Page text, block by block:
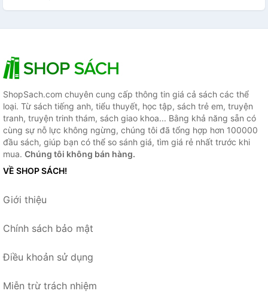
ShopSach.com chuyên cung cấp thông tin giá cả sách các thể
loại. Từ sách tiếng anh, tiểu thuyết, học tập, sách trẻ em, truyện
tranh, truyện trinh thám, sách giao khoa... Bằng khả năng sẵn có
cùng sự nỗ lực không ngừng, chúng tôi đã tổng hợp hơn 100000
đầu sách, giúp bạn có thể so sánh giá, tìm giá rẻ nhất trước khi
mua. Chúng tôi không bán hàng.
VỀ SHOP SÁCH!
Giới thiệu
Chính sách bảo mật
Điều khoản sử dụng
Miễn trừ trách nhiệm